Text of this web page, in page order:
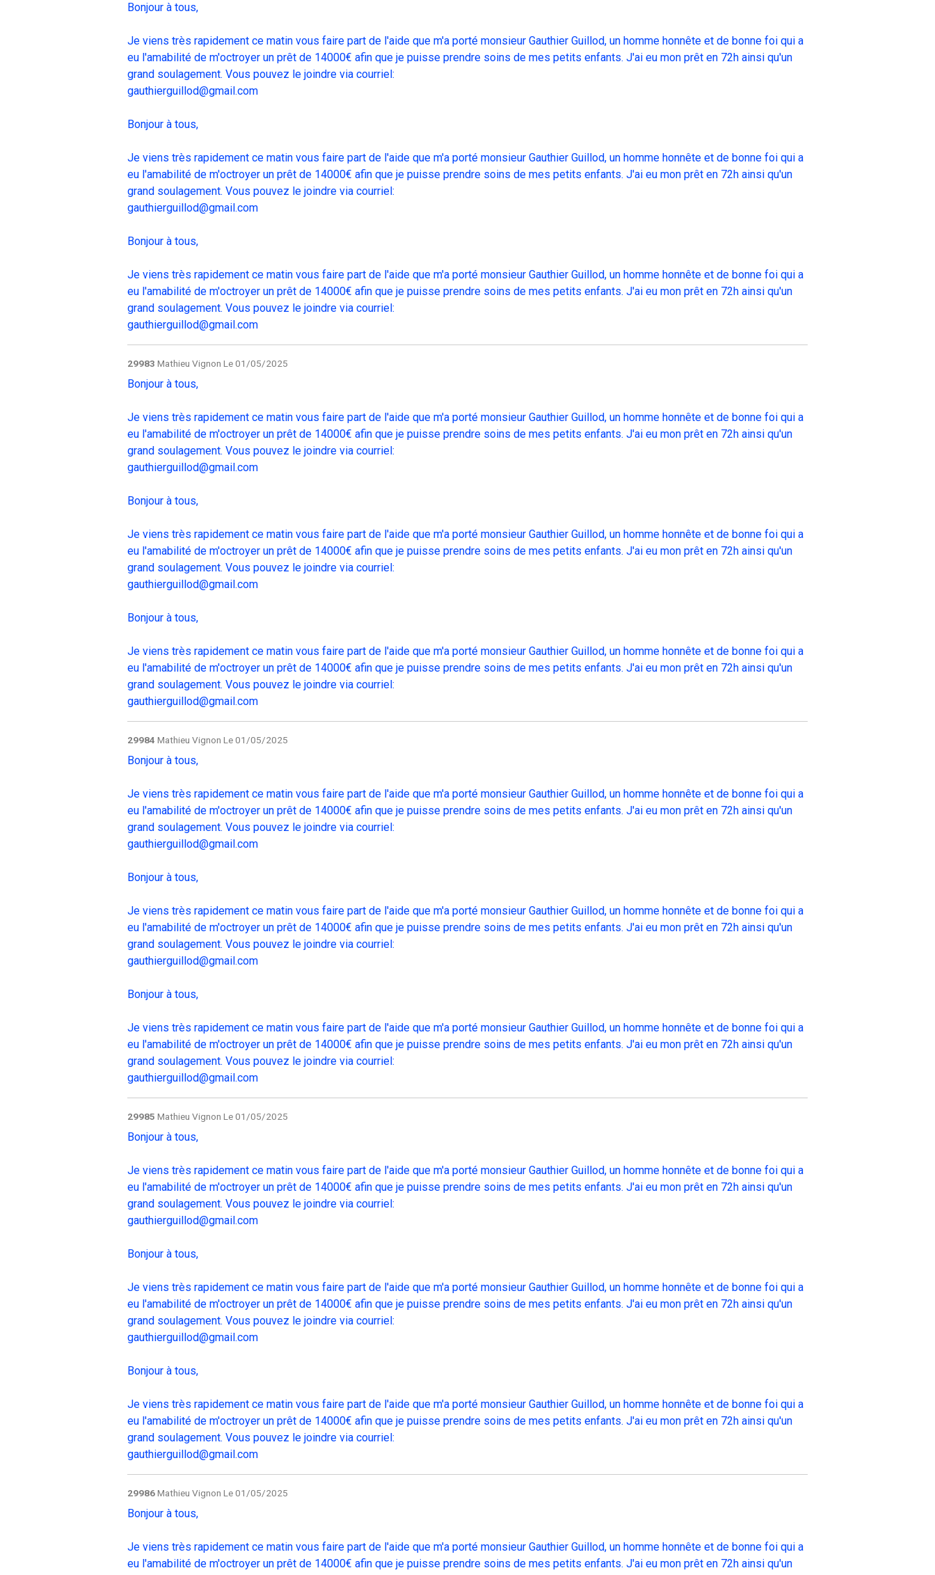
Bonjour à tous,
Je viens très rapidement ce matin vous faire part de l'aide que m'a porté monsieur Gauthier Guillod, un homme honnête et de bonne foi qui a
eu l'amabilité de m'octroyer un prêt de 14000€ afin que je puisse prendre soins de mes petits enfants. J'ai eu mon prêt en 72h ainsi qu'un
grand soulagement. Vous pouvez le joindre via courriel:
gauthierguillod@gmail.com
Bonjour à tous,
Je viens très rapidement ce matin vous faire part de l'aide que m'a porté monsieur Gauthier Guillod, un homme honnête et de bonne foi qui a
eu l'amabilité de m'octroyer un prêt de 14000€ afin que je puisse prendre soins de mes petits enfants. J'ai eu mon prêt en 72h ainsi qu'un
grand soulagement. Vous pouvez le joindre via courriel:
gauthierguillod@gmail.com
Bonjour à tous,
Je viens très rapidement ce matin vous faire part de l'aide que m'a porté monsieur Gauthier Guillod, un homme honnête et de bonne foi qui a
eu l'amabilité de m'octroyer un prêt de 14000€ afin que je puisse prendre soins de mes petits enfants. J'ai eu mon prêt en 72h ainsi qu'un
grand soulagement. Vous pouvez le joindre via courriel:
gauthierguillod@gmail.com
29983 Mathieu Vignon Le 01/05/2025
Bonjour à tous,
Je viens très rapidement ce matin vous faire part de l'aide que m'a porté monsieur Gauthier Guillod, un homme honnête et de bonne foi qui a
eu l'amabilité de m'octroyer un prêt de 14000€ afin que je puisse prendre soins de mes petits enfants. J'ai eu mon prêt en 72h ainsi qu'un
grand soulagement. Vous pouvez le joindre via courriel:
gauthierguillod@gmail.com
Bonjour à tous,
Je viens très rapidement ce matin vous faire part de l'aide que m'a porté monsieur Gauthier Guillod, un homme honnête et de bonne foi qui a
eu l'amabilité de m'octroyer un prêt de 14000€ afin que je puisse prendre soins de mes petits enfants. J'ai eu mon prêt en 72h ainsi qu'un
grand soulagement. Vous pouvez le joindre via courriel:
gauthierguillod@gmail.com
Bonjour à tous,
Je viens très rapidement ce matin vous faire part de l'aide que m'a porté monsieur Gauthier Guillod, un homme honnête et de bonne foi qui a
eu l'amabilité de m'octroyer un prêt de 14000€ afin que je puisse prendre soins de mes petits enfants. J'ai eu mon prêt en 72h ainsi qu'un
grand soulagement. Vous pouvez le joindre via courriel:
gauthierguillod@gmail.com
29984 Mathieu Vignon Le 01/05/2025
Bonjour à tous,
Je viens très rapidement ce matin vous faire part de l'aide que m'a porté monsieur Gauthier Guillod, un homme honnête et de bonne foi qui a
eu l'amabilité de m'octroyer un prêt de 14000€ afin que je puisse prendre soins de mes petits enfants. J'ai eu mon prêt en 72h ainsi qu'un
grand soulagement. Vous pouvez le joindre via courriel:
gauthierguillod@gmail.com
Bonjour à tous,
Je viens très rapidement ce matin vous faire part de l'aide que m'a porté monsieur Gauthier Guillod, un homme honnête et de bonne foi qui a
eu l'amabilité de m'octroyer un prêt de 14000€ afin que je puisse prendre soins de mes petits enfants. J'ai eu mon prêt en 72h ainsi qu'un
grand soulagement. Vous pouvez le joindre via courriel:
gauthierguillod@gmail.com
Bonjour à tous,
Je viens très rapidement ce matin vous faire part de l'aide que m'a porté monsieur Gauthier Guillod, un homme honnête et de bonne foi qui a
eu l'amabilité de m'octroyer un prêt de 14000€ afin que je puisse prendre soins de mes petits enfants. J'ai eu mon prêt en 72h ainsi qu'un
grand soulagement. Vous pouvez le joindre via courriel:
gauthierguillod@gmail.com
29985 Mathieu Vignon Le 01/05/2025
Bonjour à tous,
Je viens très rapidement ce matin vous faire part de l'aide que m'a porté monsieur Gauthier Guillod, un homme honnête et de bonne foi qui a
eu l'amabilité de m'octroyer un prêt de 14000€ afin que je puisse prendre soins de mes petits enfants. J'ai eu mon prêt en 72h ainsi qu'un
grand soulagement. Vous pouvez le joindre via courriel:
gauthierguillod@gmail.com
Bonjour à tous,
Je viens très rapidement ce matin vous faire part de l'aide que m'a porté monsieur Gauthier Guillod, un homme honnête et de bonne foi qui a
eu l'amabilité de m'octroyer un prêt de 14000€ afin que je puisse prendre soins de mes petits enfants. J'ai eu mon prêt en 72h ainsi qu'un
grand soulagement. Vous pouvez le joindre via courriel:
gauthierguillod@gmail.com
Bonjour à tous,
Je viens très rapidement ce matin vous faire part de l'aide que m'a porté monsieur Gauthier Guillod, un homme honnête et de bonne foi qui a
eu l'amabilité de m'octroyer un prêt de 14000€ afin que je puisse prendre soins de mes petits enfants. J'ai eu mon prêt en 72h ainsi qu'un
grand soulagement. Vous pouvez le joindre via courriel:
gauthierguillod@gmail.com
29986Mathieu Vignon Le 01/05/2025
Bonjour à tous,
Je viens très rapidement ce matin vous faire part de l'aide que m'a porté monsieur Gauthier Guillod, un homme honnête et de bonne foi qui a
eu l'amabilité de m'octroyer un prêt de 14000€ afin que je puisse prendre soins de mes petits enfants. J'ai eu mon prêt en 72h ainsi qu'un